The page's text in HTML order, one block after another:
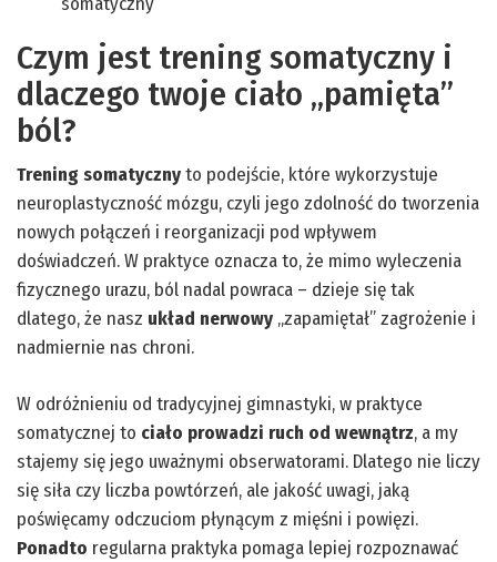
Czym jest trening somatyczny i
dlaczego twoje ciało „pamięta”
ból?
Trening somatycznyto podejście, które wykorzystuje
neuroplastyczność mózgu, czyli jego zdolność do tworzenia
nowych połączeń i reorganizacji pod wpływem
doświadczeń. W praktyce oznacza to, że mimo wyleczenia
fizycznego urazu, ból nadal powraca – dzieje się tak
dlatego, że nasz układ nerwowy „zapamiętał” zagrożenie i
nadmiernie nas chroni.
W odróżnieniu od tradycyjnej gimnastyki, w praktyce
somatycznej to ciało prowadzi ruch od wewnątrz, a my
stajemy się jego uważnymi obserwatorami. Dlatego nie liczy
się siła czy liczba powtórzeń, ale jakość uwagi, jaką
poświęcamy odczuciom płynącym z mięśni i powięzi.
Ponadto regularna praktyka pomaga lepiej rozpoznawać